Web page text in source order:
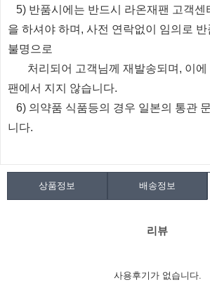
5) 반품시에는 반드시 라온재팬 고객센
을 하셔야 하며, 사전 연락없이 임의로 반
불명으로
처리되 어 고객님께 재발송되며, 이
팬에서 지지 않습니다.
6) 의약품 식품등의 경우 일본의 통관
니다.
상품정보 배송정보
리뷰
사용후기가 없습니다.